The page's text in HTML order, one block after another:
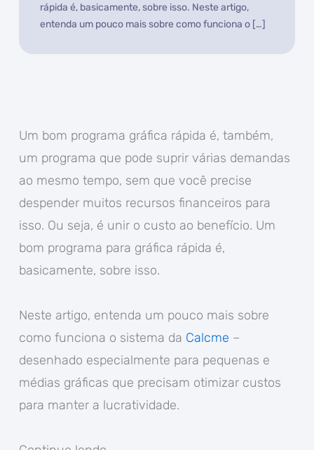
rápida é, basicamente, sobre isso. Neste artigo,
entenda um pouco mais sobre como funciona o […]
Um bom programa gráfica rápida é, também,
um programa que pode suprir várias demandas
ao mesmo tempo, sem que você precise
despender muitos recursos financeiros para
isso. Ou seja, é unir o custo ao benefício. Um
bom programa para gráfica rápida é,
basicamente, sobre isso.
Neste artigo, entenda um pouco mais sobre
como funciona o sistema da Calcme –
desenhado especialmente para pequenas e
médias gráficas que precisam otimizar custos
para manter a lucratividade.